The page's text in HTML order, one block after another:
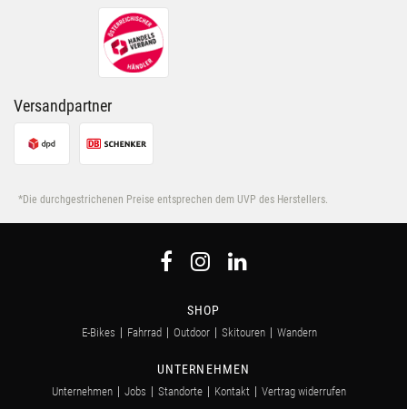
Versandpartner
*Die durchgestrichenen Preise entsprechen dem UVP des Herstellers.
SHOP
E-Bikes Fahrrad Outdoor Skitouren Wandern
UNTERNEHMEN
Unternehmen Jobs Standorte Kontakt Vertrag widerrufen